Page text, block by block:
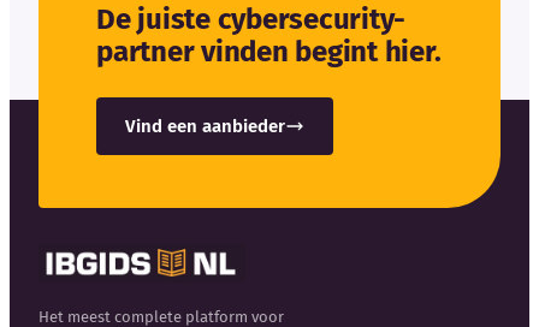
De juiste cybersecurity-
partner vinden begint hier.
Vind een aanbieder
Het meest complete platform voor